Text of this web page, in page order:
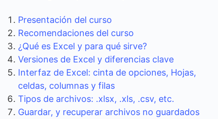
Presentación del curso
Recomendaciones del curso
¿Qué es Excel y para qué sirve?
Versiones de Excel y diferencias clave
Interfaz de Excel: cinta de opciones, Hojas,
celdas, columnas y filas
Tipos de archivos: .xlsx, .xls, .csv, etc.
Guardar, y recuperar archivos no guardados